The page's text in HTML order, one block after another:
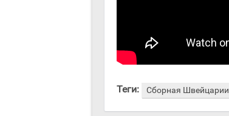
Теги: Сборная Швейцарии